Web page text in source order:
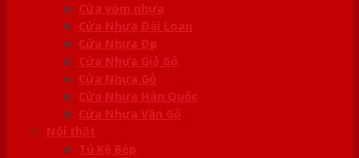
Cửa vòm nhựa
Cửa Nhựa Đài Loan
Cửa Nhựa Đẹp
Cửa Nhựa Giả Gỗ
Cửa Nhựa Gỗ
Cửa Nhựa Hàn Quốc
Cửa Nhựa Vân Gỗ
Nội thất
Tủ Kệ Bếp